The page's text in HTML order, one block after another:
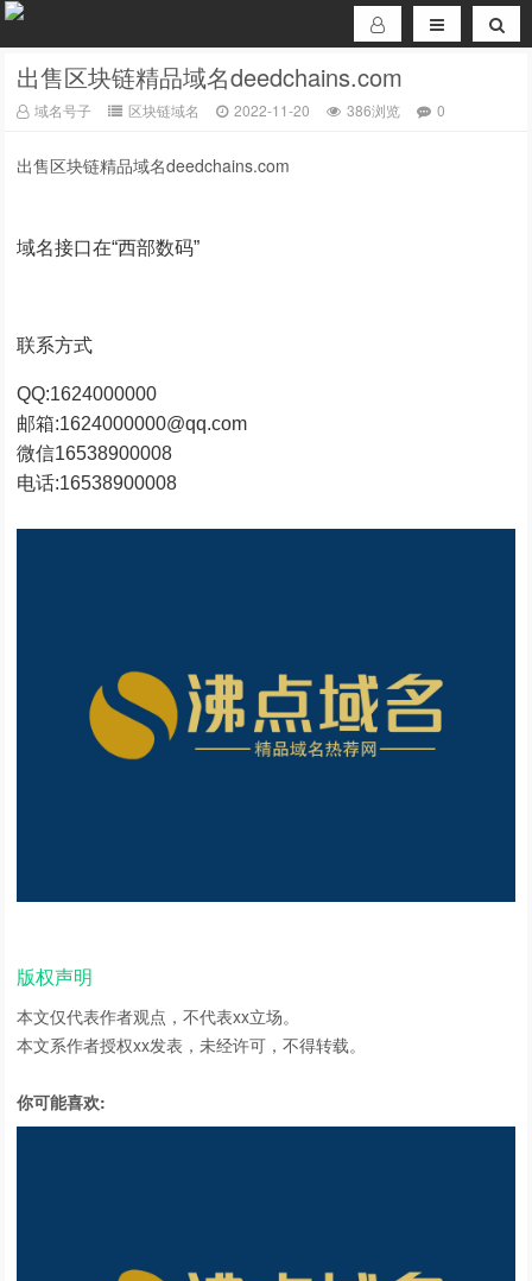
出售区块链精品域名deedchains.com
域名号子 区块链域名 2022-11-20 386浏览 0
出售区块链精品域名deedchains.com
域名接口在“西部数码”
联系方式
QQ:1624000000
邮箱:1624000000@qq.com
微信16538900008
电话:16538900008
版权声明
本文仅代表作者观点，不代表xx立场。
本文系作者授权xx发表，未经许可，不得转载。
你可能喜欢: